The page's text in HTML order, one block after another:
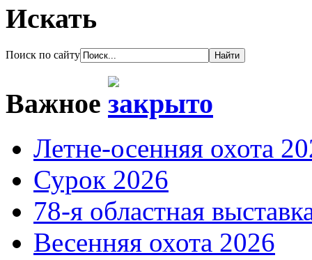
Искать
Поиск по сайту
Важное
Летне-осенняя охота
Сурок 2026
78-я областная
Весенняя охота 2026